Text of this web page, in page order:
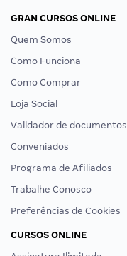
GRAN CURSOS ONLINE
Quem Somos
Como Funciona
Como Comprar
Loja Social
Validador de documentos
Conveniados
Programa de Afiliados
Trabalhe Conosco
Preferências de Cookies
CURSOS ONLINE